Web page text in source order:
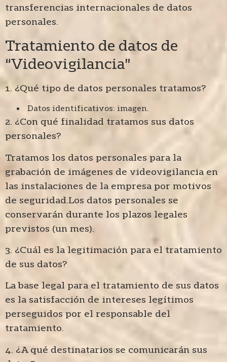
transferencias internacionales de datos
personales.
Tratamiento de datos de
“Videovigilancia”
1. ¿Qué tipo de datos personales tratamos?
Datos identificativos: imagen.
2. ¿Con qué finalidad tratamos sus datos
personales?
Tratamos los datos personales para la
grabación de imágenes de videovigilancia en
las instalaciones de la empresa por motivos
de seguridad.Los datos personales se
conservarán durante los plazos legales
previstos (un mes).
3. ¿Cuál es la legitimación para el tratamiento
de sus datos?
La base legal para el tratamiento de sus datos
es la satisfacción de intereses legítimos
perseguidos por el responsable del
tratamiento.
4. ¿A qué destinatarios se comunicarán sus